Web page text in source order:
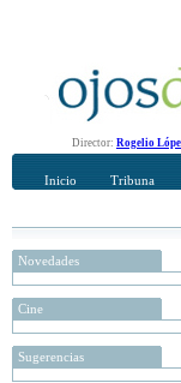
Director: Rogelio
Inicio Tribuna
Novedades
Cine
Sugerencias